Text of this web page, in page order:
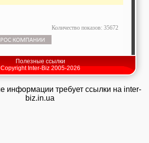
Количество показов: 35672
Полезные ссылки
Copyright Inter-Biz 2005-2026
biz.in.ua